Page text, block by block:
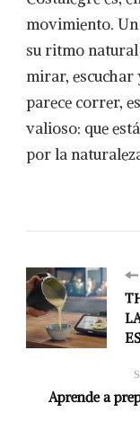
movimiento.
su ritmo
mirar, escuchar
parece correr,
valioso: que
por la
Aprende a